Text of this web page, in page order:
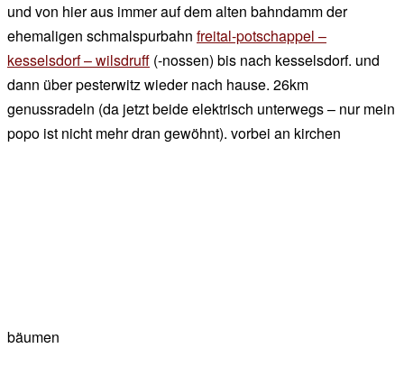
und von hier aus immer auf dem alten bahndamm der
ehemaligen schmalspurbahn freital-potschappel –
kesselsdorf – wilsdruff (-nossen) bis nach kesselsdorf. und
dann über pesterwitz wieder nach hause. 26km
genussradeln (da jetzt beide elektrisch unterwegs – nur mein
popo ist nicht mehr dran gewöhnt). vorbei an kirchen
bäumen